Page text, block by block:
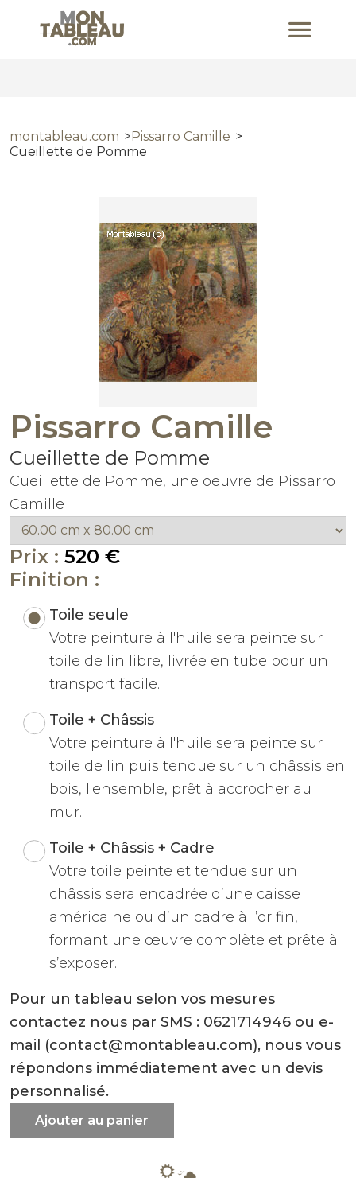
montableau.com
Pissarro Camille
Cueillette de Pomme
Pissarro Camille
Cueillette de Pomme
Cueillette de Pomme, une oeuvre de Pissarro
Camille
Prix : 520 €
Finition :
Toile seule
Votre peinture à l'huile sera peinte sur
toile de lin libre, livrée en tube pour un
transport facile.
Toile + Châssis
Votre peinture à l'huile sera peinte sur
toile de lin puis tendue sur un châssis en
bois, l'ensemble, prêt à accrocher au
mur.
Toile + Châssis + Cadre
Votre toile peinte et tendue sur un
châssis sera encadrée d’une caisse
américaine ou d’un cadre à l’or fin,
formant une œuvre complète et prête à
s’exposer.
Pour un tableau selon vos mesures
contactez nous par SMS : 0621714946 ou e-
mail (contact@montableau.com), nous vous
répondons immédiatement avec un devis
personnalisé.
Ajouter au panier